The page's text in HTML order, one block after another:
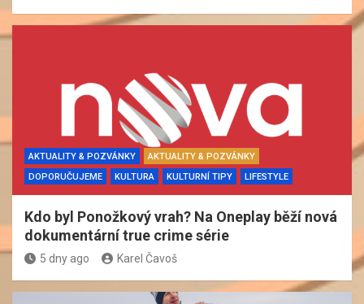
AKTUALITY & POZVÁNKY
AKTUALITY & POZVÁNKY
DOPORUČUJEME
KULTURA KULTURNÍ TIPY LIFESTYLE
Kdo byl Ponožkový vrah? Na Oneplay běží nová
dokumentární true crime série
5 dny ago Karel Čavoš